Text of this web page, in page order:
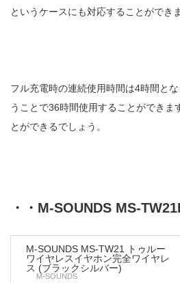
というケースにも対応することができま
フル充電時の連続使用時間は4時間と
うことで36時間使用することができま
とができるでしょう。
・・M-SOUNDS MS-
M-SOUNDS MS-TW21 トゥルー
ワイヤレスイヤホン完全ワイヤレ
ス (ブラックシルバー)
M-SOUNDS